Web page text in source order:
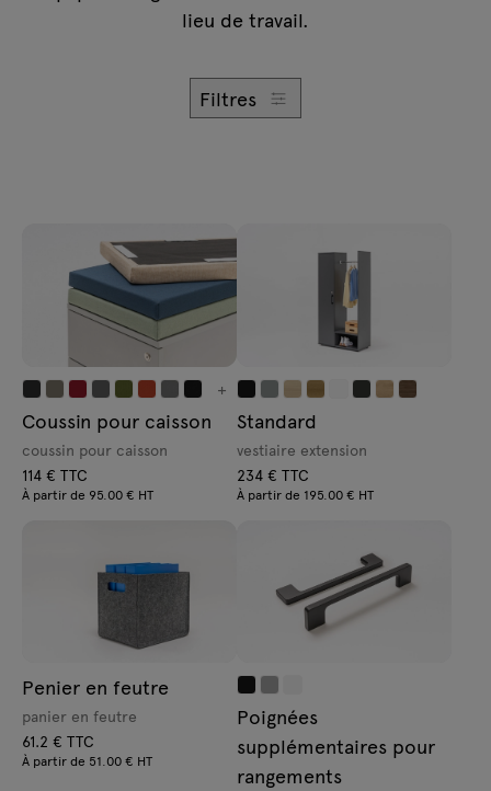
Demandes
lieu de travail.
Filtres
+
Coussin pour caisson
coussin pour caisson
114 € TTC
À partir de 95.00 € HT
Standard
vestiaire extension
234 € TTC
À partir de 195.00 € HT
Penier en feutre
panier en feutre
61.2 € TTC
À partir de 51.00 € HT
Poignées
supplémentaires pour
rangements